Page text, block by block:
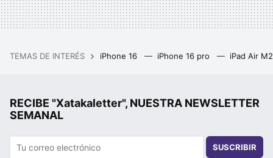
TEMAS DE INTERÉS iPhone 16 iPhone 16 pro iPad Air
RECIBE "Xatakaletter", NUESTRA NEWSLETTER
SEMANAL
SUSCRIBIR